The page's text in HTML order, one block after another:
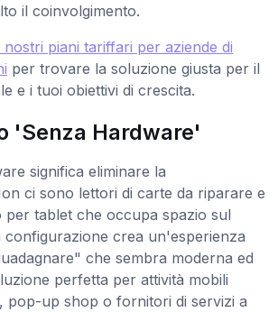
il coinvolgimento.
piani tariffari per aziende di
per trovare la soluzione giusta per il
e i tuoi obiettivi di crescita.
'Senza Hardware'
significa eliminare la
ci sono lettori di carte da riparare e
per tablet che occupa spazio sul
configurazione crea un'esperienza
che sembra moderna ed
perfetta per attività mobili
pop-up shop o fornitori di servizi a